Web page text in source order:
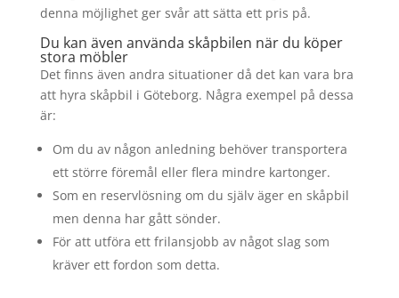
denna möjlighet ger svår att sätta ett pris på.
Du kan även använda skåpbilen när du köper
stora möbler
Det finns även andra situationer då det kan vara bra
att hyra skåpbil i Göteborg. Några exempel på dessa
är:
Om du av någon anledning behöver transportera
ett större föremål eller flera mindre kartonger.
Som en reservlösning om du själv äger en skåpbil
men denna har gått sönder.
För att utföra ett frilansjobb av något slag som
kräver ett fordon som detta.